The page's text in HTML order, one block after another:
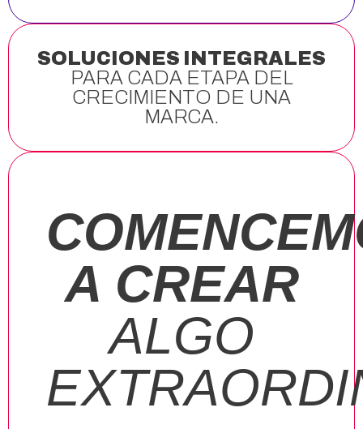
SOLUCIONES INTEGRALES
PARA CADA ETAPA DEL
CRECIMIENTO DE UNA
MARCA.
A CREAR
ALGO